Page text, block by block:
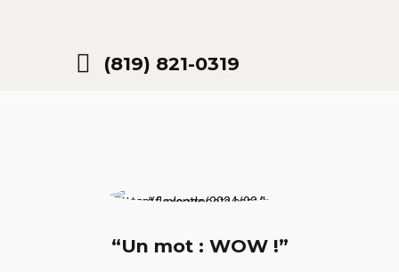
(819) 821-0319
“Un mot : WOW !”